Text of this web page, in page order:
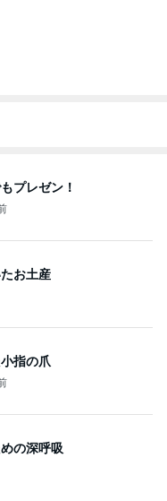
プレゼン！
お土産
指の爪
の深呼吸